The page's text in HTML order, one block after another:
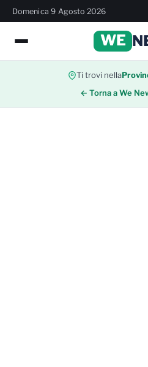
Domenica 9 Agosto 2026
WE
Ti trovi nella
← Torna a We